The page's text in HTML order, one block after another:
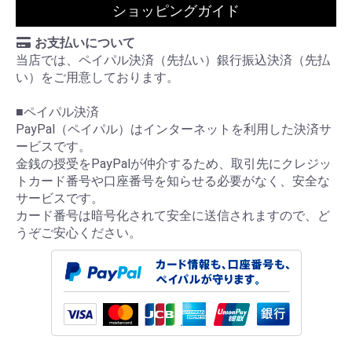
ショッピングガイド
お支払いについて
当店では、ペイパル決済（先払い）銀行振込決済（先払
い）をご用意しております。
■ペイパル決済
PayPal（ペイパル）はインターネットを利用した決済サ
ービスです。
金銭の授受をPayPalが仲介するため、取引先にクレジッ
トカード番号や口座番号を知らせる必要がなく、安全な
サービスです。
カード番号は暗号化されて安全に送信されますので、ど
うぞご安心ください。